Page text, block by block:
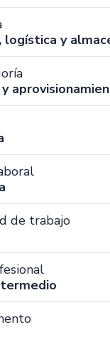
logística y
de trabajo